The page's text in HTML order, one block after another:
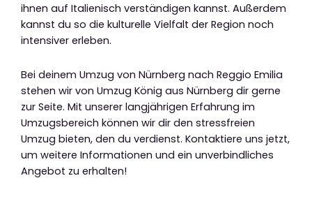
ihnen auf Italienisch verständigen kannst. Außerdem
kannst du so die kulturelle Vielfalt der Region noch
intensiver erleben.
Bei deinem Umzug von Nürnberg nach Reggio Emilia
stehen wir von Umzug König aus Nürnberg dir gerne
zur Seite. Mit unserer langjährigen Erfahrung im
Umzugsbereich können wir dir den stressfreien
Umzug bieten, den du verdienst. Kontaktiere uns jetzt,
um weitere Informationen und ein unverbindliches
Angebot zu erhalten!